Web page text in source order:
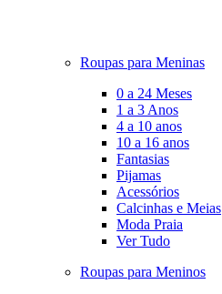
Roupas para Meninas
0 a 24 Meses
1 a 3 Anos
4 a 10 anos
10 a 16 anos
Fantasias
Pijamas
Acessórios
Calcinhas e Meias
Moda Praia
Ver Tudo
Roupas para Meninos